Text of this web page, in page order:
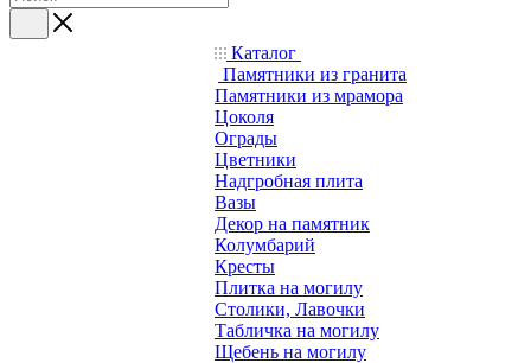
Каталог
Памятники из гранита
Памятники из мрамора
Цоколя
Ограды
Цветники
Надгробная плита
Вазы
Декор на памятник
Колумбарий
Кресты
Плитка на могилу
Столики, Лавочки
Табличка на могилу
Щебень на могилу